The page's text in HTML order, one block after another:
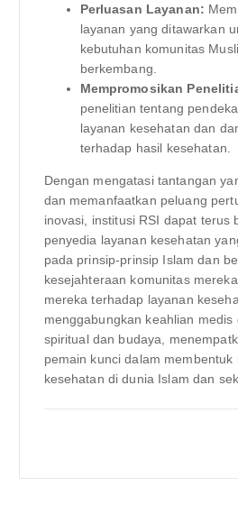
Perluasan Layanan:
layanan yang ditawarkan
kebutuhan komunitas
berkembang.
Mempromosikan
penelitian tentang
layanan kesehatan dan
terhadap hasil kesehatan.
Dengan mengatasi tantangan
dan memanfaatkan peluang
inovasi, institusi RSI dapat terus
penyedia layanan kesehatan
pada prinsip-prinsip Islam dan
kesejahteraan komunitas
mereka terhadap layanan
menggabungkan keahlian medis
spiritual dan budaya,
pemain kunci dalam
kesehatan di dunia Islam dan